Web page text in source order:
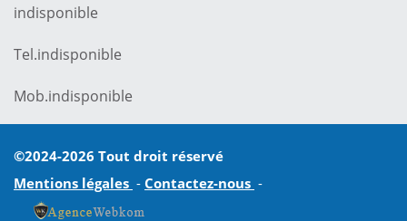
indisponible
Tel.indisponible
Mob.indisponible
©2024-2026 Tout droit réservé
Mentions légales - Contactez-nous -